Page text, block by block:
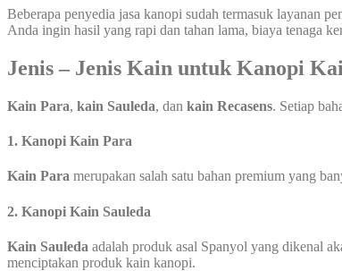
Beberapa penyedia jasa kanopi sudah termasuk layanan
Anda ingin hasil yang rapi dan tahan lama, biaya tenaga
Jenis – Jenis Kain untuk Kanopi
Kain Para, kain Sauleda, dan kain Recasens. Setiap
1. Kanopi Kain Para
Kain Para merupakan salah satu bahan premium yang
2. Kanopi Kain Sauleda
Kain Sauleda adalah produk asal Spanyol yang dikenal
menciptakan produk kain kanopi.